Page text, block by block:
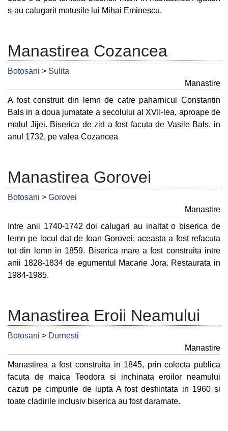
s-au calugarit matusile lui Mihai Eminescu.
Manastirea Cozancea
Botosani > Sulita
Manastire
A fost construit din lemn de catre paharnicul Constantin
Bals in a doua jumatate a secolului al XVII-lea, aproape de
malul Jijei. Biserica de zid a fost facuta de Vasile Bals, in
anul 1732, pe valea Cozancea
Manastirea Gorovei
Botosani > Gorovei
Manastire
Intre anii 1740-1742 doi calugari au inaltat o biserica de
lemn pe locul dat de Ioan Gorovei; aceasta a fost refacuta
tot din lemn in 1859. Biserica mare a fost construita intre
anii 1828-1834 de egumentul Macarie Jora. Restaurata in
1984-1985.
Manastirea Eroii Neamului
Botosani > Durnesti
Manastire
Manastirea a fost construita in 1845, prin colecta publica
facuta de maica Teodora si inchinata eroilor neamului
cazuti pe cimpurile de lupta A fost desfiintata in 1960 si
toate cladirile inclusiv biserica au fost daramate.